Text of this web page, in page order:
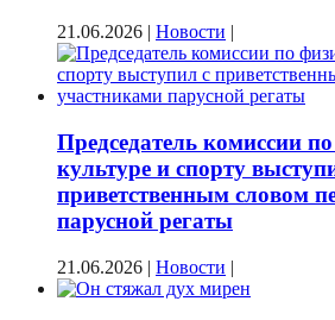
21.06.2026 | Новости |
Председатель комиссии
культуре и спорту
приветственным словом
парусной регаты
21.06.2026 | Новости |